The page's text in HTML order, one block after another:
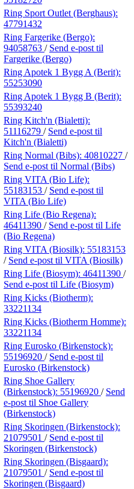
Ring Sport Outlet (Berghaus):
47791432
Ring Fargerike (Bergo):
94058763 / Send e-post til
Fargerike (Bergo)
Ring Apotek 1 Bygg A (Berit):
55253090
Ring Apotek 1 Bygg B (Berit):
55393240
Ring Kitch'n (Bialetti):
51116279 / Send e-post til
Kitch'n (Bialetti)
Ring Normal (Bibs): 40810227 /
Send e-post til Normal (Bibs)
Ring VITA (Bio Life):
55183153 / Send e-post til
VITA (Bio Life)
Ring Life (Bio Regena):
46411390 / Send e-post til Life
(Bio Regena)
Ring VITA (Biosilk): 55183153
/ Send e-post til VITA (Biosilk)
Ring Life (Biosym): 46411390 /
Send e-post til Life (Biosym)
Ring Kicks (Biotherm):
33221134
Ring Kicks (Biotherm Homme):
33221134
Ring Eurosko (Birkenstock):
55196920 / Send e-post til
Eurosko (Birkenstock)
Ring Shoe Gallery
(Birkenstock): 55196920 / Send
e-post til Shoe Gallery
(Birkenstock)
Ring Skoringen (Birkenstock):
21079501 / Send e-post til
Skoringen (Birkenstock)
Ring Skoringen (Bisgaard):
21079501 / Send e-post til
Skoringen (Bisgaard)